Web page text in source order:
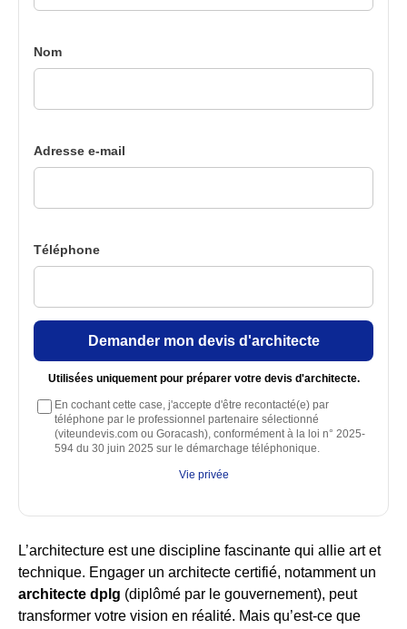
Nom
Adresse e-mail
Téléphone
Demander mon devis d'architecte
Utilisées uniquement pour préparer votre devis d'architecte.
En cochant cette case, j'accepte d'être recontacté(e) par
téléphone par le professionnel partenaire sélectionné
(viteundevis.com ou Goracash), conformément à la loi n° 2025-
594 du 30 juin 2025 sur le démarchage téléphonique.
Vie privée
L’architecture est une discipline fascinante qui allie art et
technique. Engager un architecte certifié, notamment un
architecte dplg (diplômé par le gouvernement), peut
transformer votre vision en réalité. Mais qu’est-ce que